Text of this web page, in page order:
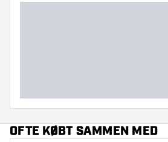
OFTE KØBT SAMMEN MED